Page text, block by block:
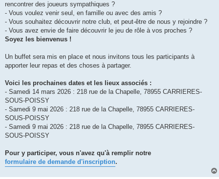
rencontrer des joueurs sympathiques ?
- Vous voulez venir seul, en famille ou avec des amis ?
- Vous souhaitez découvrir notre club, et peut-être de nous y rejoindre ?
- Vous avez envie de faire découvrir le jeu de rôle à vos proches ?
Soyez les bienvenus !
Un buffet sera mis en place et nous invitons tous les participants à
apporter leur repas et des choses à partager.
Voici les prochaines dates et les lieux associés :
- Samedi 14 mars 2026 : 218 rue de la Chapelle, 78955 CARRIERES-
SOUS-POISSY
- Samedi 9 mai 2026 : 218 rue de la Chapelle, 78955 CARRIERES-
SOUS-POISSY
- Samedi 9 mai 2026 : 218 rue de la Chapelle, 78955 CARRIERES-
SOUS-POISSY
Pour y participer, vous n'avez qu'à remplir notre
formulaire de demande d'inscription.